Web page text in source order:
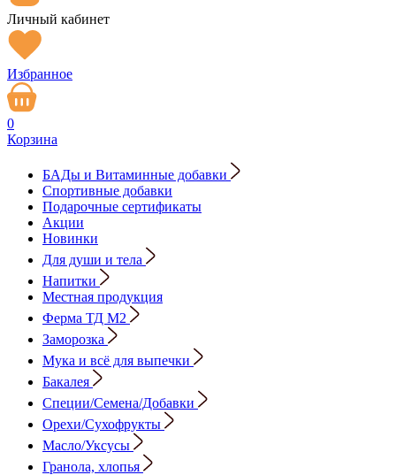
Личный кабинет
Избранное
0
Корзина
БАДы и Витаминные добавки
Спортивные добавки
Подарочные сертификаты
Акции
Новинки
Для души и тела
Напитки
Местная продукция
Ферма ТД М2
Заморозка
Мука и всё для выпечки
Бакалея
Специи/Семена/Добавки
Орехи/Сухофрукты
Масло/Уксусы
Гранола, хлопья